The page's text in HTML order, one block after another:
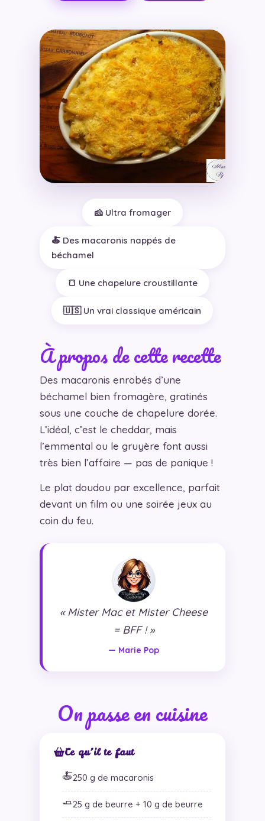
🧀 Ultra fromager
🍝 Des macaronis nappés de
béchamel
🍞 Une chapelure croustillante
🇺🇸 Un vrai classique américain
À propos de cette recette
Des macaronis enrobés d’une
béchamel bien fromagère, gratinés
sous une couche de chapelure dorée.
L’idéal, c’est le cheddar, mais
l’emmental ou le gruyère font aussi
très bien l’affaire — pas de panique !
Le plat doudou par excellence, parfait
devant un film ou une soirée jeux au
coin du feu.
« Mister Mac et Mister Cheese
= BFF ! »
— Marie Pop
On passe en cuisine
Ce qu’il te faut
🍝250 g de macaronis
🧈25 g de beurre + 10 g de beurre